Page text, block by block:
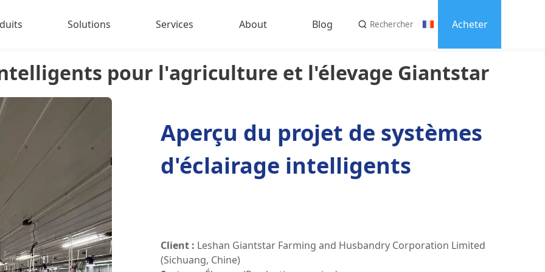
sportif à LED
pour volailles et bétail
industriel
extérieurs à LED
puissance
Solutions Services About
About us
Blog Acheter
pour l'agriculture et l'élevage Giantstar
Aperçu du projet de systèmes
d'éclairage intelligents
Client : Leshan Giantstar Farming and Husbandry Corporation Limited
(Sichuang, Chine)